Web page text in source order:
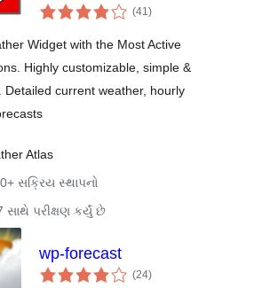
(41કુલ
રેટિંગ્સ
)
Widget with the Most Active
Highly customizable, simple &
Detailed current weather, hourly
Atlas
સક્રિય સ્થાપનો
સાથે પરીક્ષણ કર્યું છે
wp-forecast
(24કુલ
રેટિંગ્સ
)